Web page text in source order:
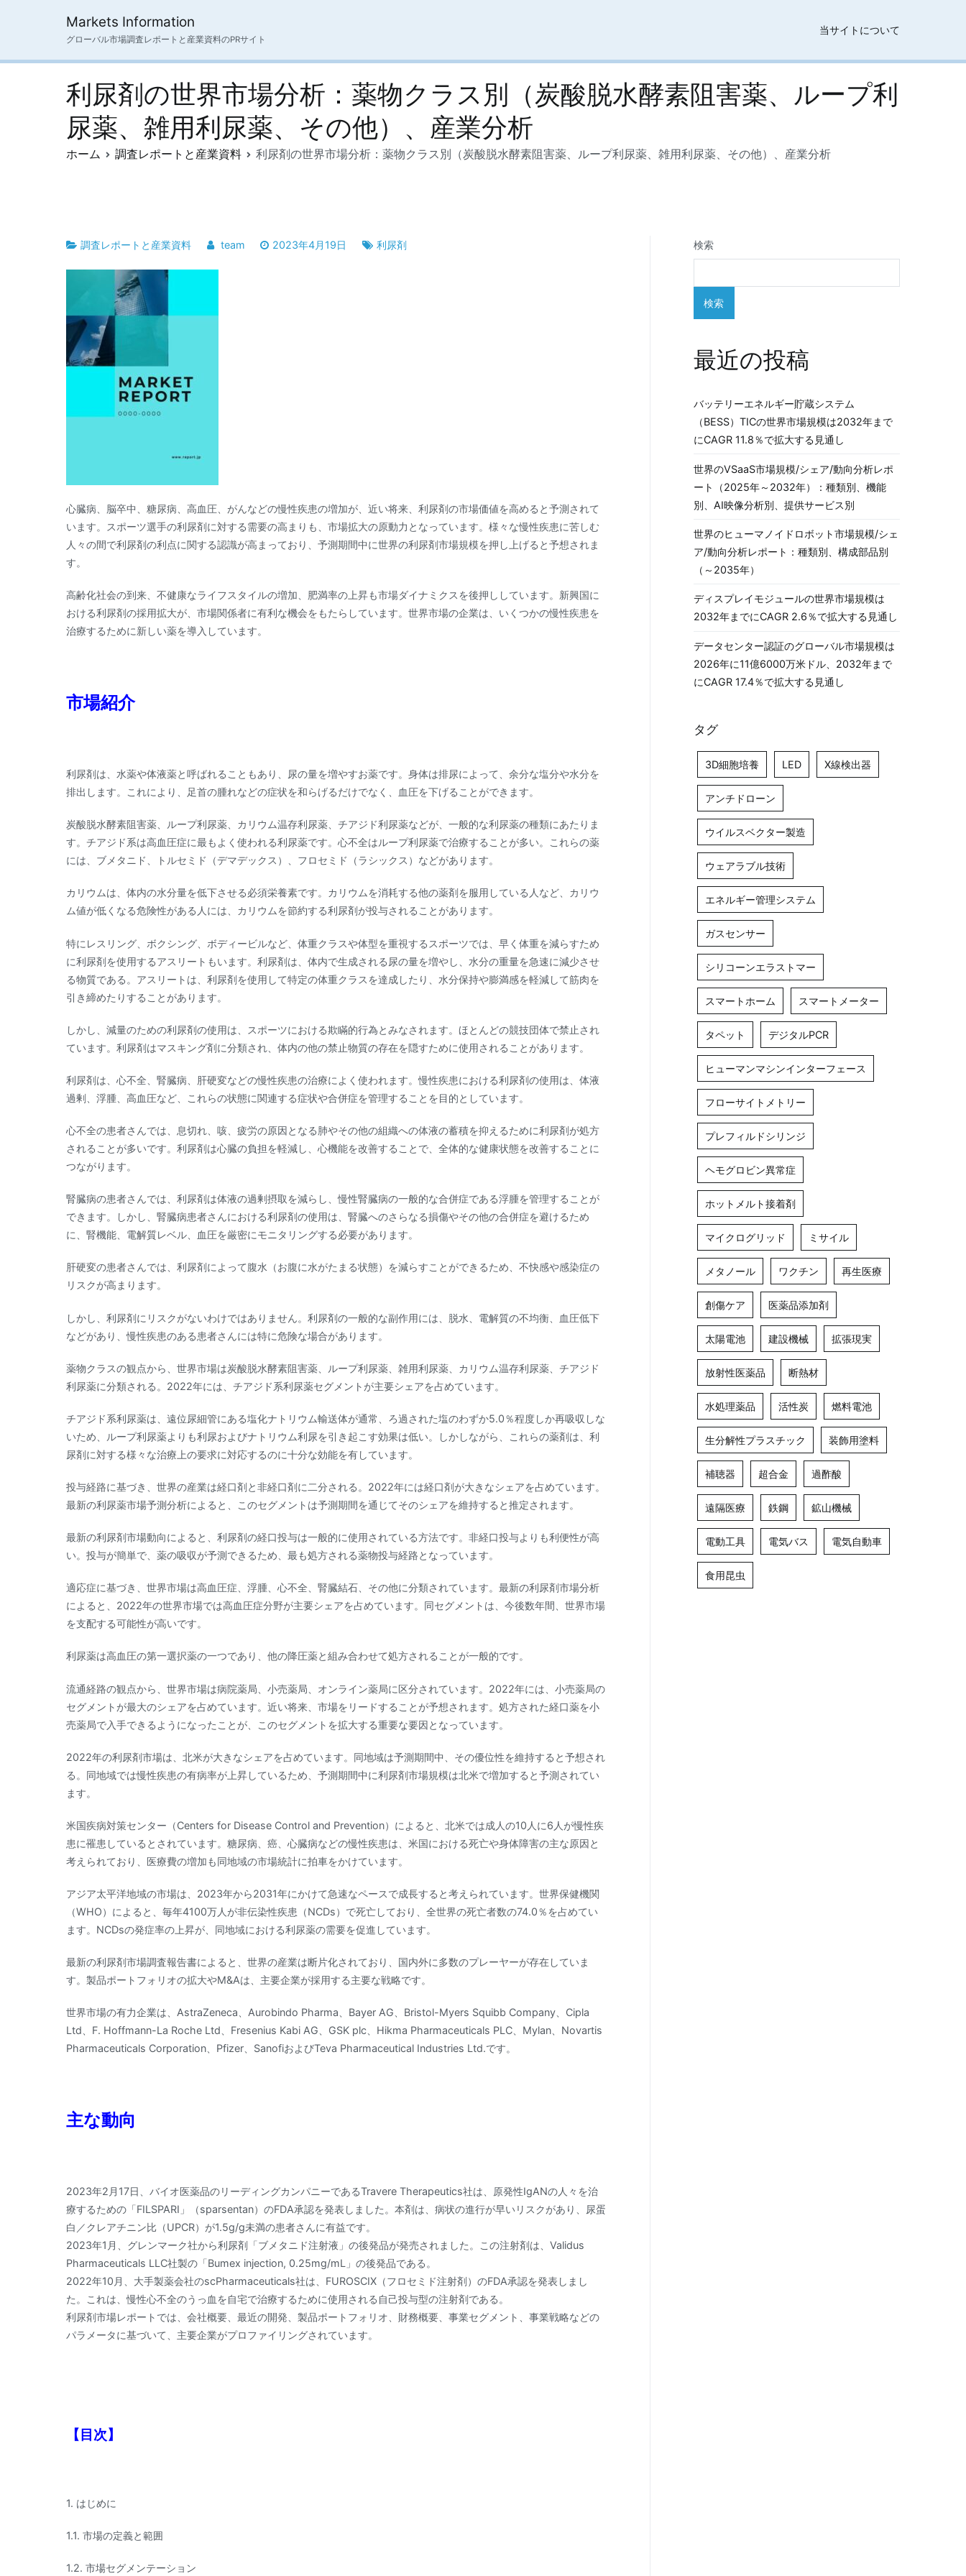
ス
Markets Information
グローバル市場調査レポートと産業資料のPRサイト
当サイトについて
利尿剤の世界市場分析：薬物クラス別（炭酸脱水酵素阻害薬、ループ利
尿薬、雑用利尿薬、その他）、産業分析
ホーム 調査レポートと産業資料 利尿剤の世界市場分析：薬物クラス別（炭酸脱水酵素阻害薬、ループ利尿薬、雑用利尿薬、その他）、産業分析
調査レポートと産業資料 team 2023年4月19日 利尿剤
心臓病、脳卒中、糖尿病、高血圧、がんなどの慢性疾患の増加が、近い将来、利尿剤の市場価値を高めると予測されて
います。スポーツ選手の利尿剤に対する需要の高まりも、市場拡大の原動力となっています。様々な慢性疾患に苦しむ
人々の間で利尿剤の利点に関する認識が高まっており、予測期間中に世界の利尿剤市場規模を押し上げると予想されま
す。
高齢化社会の到来、不健康なライフスタイルの増加、肥満率の上昇も市場ダイナミクスを後押ししています。新興国に
おける利尿剤の採用拡大が、市場関係者に有利な機会をもたらしています。世界市場の企業は、いくつかの慢性疾患を
治療するために新しい薬を導入しています。
市場紹介
利尿剤は、水薬や体液薬と呼ばれることもあり、尿の量を増やすお薬です。身体は排尿によって、余分な塩分や水分を
排出します。これにより、足首の腫れなどの症状を和らげるだけでなく、血圧を下げることができます。
炭酸脱水酵素阻害薬、ループ利尿薬、カリウム温存利尿薬、チアジド利尿薬などが、一般的な利尿薬の種類にあたりま
す。チアジド系は高血圧症に最もよく使われる利尿薬です。心不全はループ利尿薬で治療することが多い。これらの薬
には、ブメタニド、トルセミド（デマデックス）、フロセミド（ラシックス）などがあります。
カリウムは、体内の水分量を低下させる必須栄養素です。カリウムを消耗する他の薬剤を服用している人など、カリウ
ム値が低くなる危険性がある人には、カリウムを節約する利尿剤が投与されることがあります。
特にレスリング、ボクシング、ボディービルなど、体重クラスや体型を重視するスポーツでは、早く体重を減らすため
に利尿剤を使用するアスリートもいます。利尿剤は、体内で生成される尿の量を増やし、水分の重量を急速に減少させ
る物質である。アスリートは、利尿剤を使用して特定の体重クラスを達成したり、水分保持や膨満感を軽減して筋肉を
引き締めたりすることがあります。
しかし、減量のための利尿剤の使用は、スポーツにおける欺瞞的行為とみなされます。ほとんどの競技団体で禁止され
ています。利尿剤はマスキング剤に分類され、体内の他の禁止物質の存在を隠すために使用されることがあります。
利尿剤は、心不全、腎臓病、肝硬変などの慢性疾患の治療によく使われます。慢性疾患における利尿剤の使用は、体液
過剰、浮腫、高血圧など、これらの状態に関連する症状や合併症を管理することを目的としています。
心不全の患者さんでは、息切れ、咳、疲労の原因となる肺やその他の組織への体液の蓄積を抑えるために利尿剤が処方
されることが多いです。利尿剤は心臓の負担を軽減し、心機能を改善することで、全体的な健康状態を改善することに
つながります。
腎臓病の患者さんでは、利尿剤は体液の過剰摂取を減らし、慢性腎臓病の一般的な合併症である浮腫を管理することが
できます。しかし、腎臓病患者さんにおける利尿剤の使用は、腎臓へのさらなる損傷やその他の合併症を避けるため
に、腎機能、電解質レベル、血圧を厳密にモニタリングする必要があります。
肝硬変の患者さんでは、利尿剤によって腹水（お腹に水がたまる状態）を減らすことができるため、不快感や感染症の
リスクが高まります。
しかし、利尿剤にリスクがないわけではありません。利尿剤の一般的な副作用には、脱水、電解質の不均衡、血圧低下
などがあり、慢性疾患のある患者さんには特に危険な場合があります。
薬物クラスの観点から、世界市場は炭酸脱水酵素阻害薬、ループ利尿薬、雑用利尿薬、カリウム温存利尿薬、チアジド
利尿薬に分類される。2022年には、チアジド系利尿薬セグメントが主要シェアを占めています。
チアジド系利尿薬は、遠位尿細管にある塩化ナトリウム輸送体が通常、ろ過された塩のわずか5.0％程度しか再吸収しな
いため、ループ利尿薬よりも利尿およびナトリウム利尿を引き起こす効果は低い。しかしながら、これらの薬剤は、利
尿剤に対する様々な治療上の要求に対応するのに十分な効能を有しています。
投与経路に基づき、世界の産業は経口剤と非経口剤に二分される。2022年には経口剤が大きなシェアを占めています。
最新の利尿薬市場予測分析によると、このセグメントは予測期間を通じてそのシェアを維持すると推定されます。
最新の利尿剤市場動向によると、利尿剤の経口投与は一般的に使用されている方法です。非経口投与よりも利便性が高
い。投与が簡単で、薬の吸収が予測できるため、最も処方される薬物投与経路となっています。
適応症に基づき、世界市場は高血圧症、浮腫、心不全、腎臓結石、その他に分類されています。最新の利尿剤市場分析
によると、2022年の世界市場では高血圧症分野が主要シェアを占めています。同セグメントは、今後数年間、世界市場
を支配する可能性が高いです。
利尿薬は高血圧の第一選択薬の一つであり、他の降圧薬と組み合わせて処方されることが一般的です。
流通経路の観点から、世界市場は病院薬局、小売薬局、オンライン薬局に区分されています。2022年には、小売薬局の
セグメントが最大のシェアを占めています。近い将来、市場をリードすることが予想されます。処方された経口薬を小
売薬局で入手できるようになったことが、このセグメントを拡大する重要な要因となっています。
2022年の利尿剤市場は、北米が大きなシェアを占めています。同地域は予測期間中、その優位性を維持すると予想され
る。同地域では慢性疾患の有病率が上昇しているため、予測期間中に利尿剤市場規模は北米で増加すると予測されてい
ます。
米国疾病対策センター（Centers for Disease Control and Prevention）によると、北米では成人の10人に6人が慢性疾
患に罹患しているとされています。糖尿病、癌、心臓病などの慢性疾患は、米国における死亡や身体障害の主な原因と
考えられており、医療費の増加も同地域の市場統計に拍車をかけています。
アジア太平洋地域の市場は、2023年から2031年にかけて急速なペースで成長すると考えられています。世界保健機関
（WHO）によると、毎年4100万人が非伝染性疾患（NCDs）で死亡しており、全世界の死亡者数の74.0％を占めてい
ます。NCDsの発症率の上昇が、同地域における利尿薬の需要を促進しています。
最新の利尿剤市場調査報告書によると、世界の産業は断片化されており、国内外に多数のプレーヤーが存在していま
す。製品ポートフォリオの拡大やM&Aは、主要企業が採用する主要な戦略です。
世界市場の有力企業は、AstraZeneca、Aurobindo Pharma、Bayer AG、Bristol-Myers Squibb Company、Cipla
Ltd、F. Hoffmann-La Roche Ltd、Fresenius Kabi AG、GSK plc、Hikma Pharmaceuticals PLC、Mylan、Novartis
Pharmaceuticals Corporation、Pfizer、SanofiおよびTeva Pharmaceutical Industries Ltd.です。
主な動向
2023年2月17日、バイオ医薬品のリーディングカンパニーであるTravere Therapeutics社は、原発性IgANの人々を治
療するための「FILSPARI」（sparsentan）のFDA承認を発表しました。本剤は、病状の進行が早いリスクがあり、尿蛋
白／クレアチニン比（UPCR）が1.5g/g未満の患者さんに有益です。
2023年1月、グレンマーク社から利尿剤「ブメタニド注射液」の後発品が発売されました。この注射剤は、Validus
Pharmaceuticals LLC社製の「Bumex injection, 0.25mg/mL」の後発品である。
2022年10月、大手製薬会社のscPharmaceuticals社は、FUROSCIX（フロセミド注射剤）のFDA承認を発表しまし
た。これは、慢性心不全のうっ血を自宅で治療するために使用される自己投与型の注射剤である。
利尿剤市場レポートでは、会社概要、最近の開発、製品ポートフォリオ、財務概要、事業セグメント、事業戦略などの
パラメータに基づいて、主要企業がプロファイリングされています。
【目次】
1. はじめに
1.1. 市場の定義と範囲
1.2. 市場セグメンテーション
検索
検索
最近の投稿
バッテリーエネルギー貯蔵システム
（BESS）TICの世界市場規模は2032年まで
にCAGR 11.8％で拡大する見通し
世界のVSaaS市場規模/シェア/動向分析レポ
ート（2025年～2032年）：種類別、機能
別、AI映像分析別、提供サービス別
世界のヒューマノイドロボット市場規模/シェ
ア/動向分析レポート：種類別、構成部品別
（～2035年）
ディスプレイモジュールの世界市場規模は
2032年までにCAGR 2.6％で拡大する見通し
データセンター認証のグローバル市場規模は
2026年に11億6000万米ドル、2032年まで
にCAGR 17.4％で拡大する見通し
タグ
3D細胞培養 LED X線検出器
アンチドローン
ウイルスベクター製造
ウェアラブル技術
エネルギー管理システム
ガスセンサー
シリコーンエラストマー
スマートホーム スマートメーター
タペット デジタルPCR
ヒューマンマシンインターフェース
フローサイトメトリー
プレフィルドシリンジ
ヘモグロビン異常症
ホットメルト接着剤
マイクログリッド ミサイル
メタノール ワクチン 再生医療
創傷ケア 医薬品添加剤
太陽電池 建設機械 拡張現実
放射性医薬品 断熱材
水処理薬品 活性炭 燃料電池
生分解性プラスチック 装飾用塗料
補聴器 超合金 過酢酸
遠隔医療 鉄鋼 鉱山機械
電動工具 電気バス 電気自動車
食用昆虫